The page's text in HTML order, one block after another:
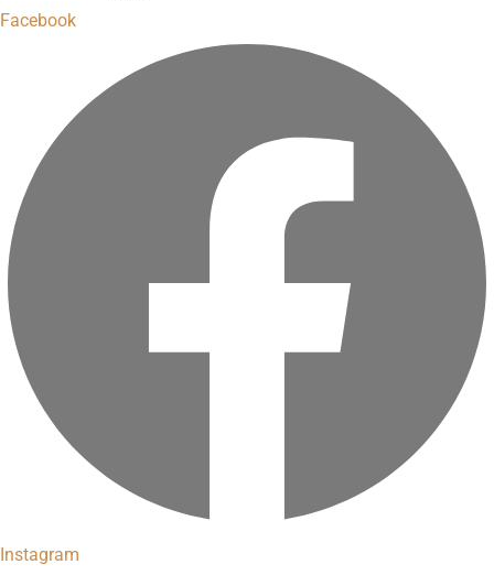
Facebook
Instagram